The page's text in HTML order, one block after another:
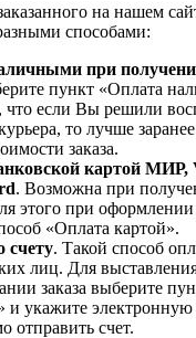
на нашем
способами:
при
пункт «Оплата
если Вы решили
то лучше
заказа.
картой МИР,
. Возможна при
этого при оформлении
«Оплата картой».
счету. Такой способ
лиц. Для
заказа выберите
и укажите
отправить счет.